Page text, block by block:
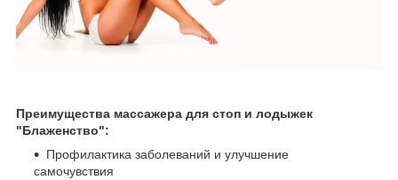
Преимущества массажера для стоп и лодыжек
"Блаженство":
Профилактика заболеваний и улучшение
самочувствия